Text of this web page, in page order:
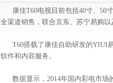
康佳T60电视目前包括40寸、50
全渠道销售，联合京东、苏宁易购
T60搭载了康佳自助研发的YIUI
软件和内容服务。
数据显示，2014年国内彩电市场